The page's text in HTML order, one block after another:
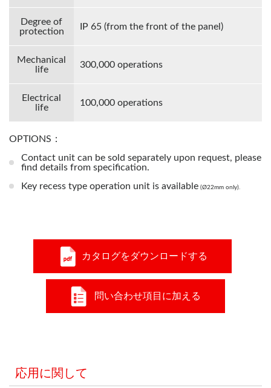
Degree of
protection
IP 65 (from the front of the panel)
Mechanical
life
300,000 operations
Electrical
life
100,000 operations
OPTIONS：
Contact unit can be sold separately upon request, please
find details from specification.
Key recess type operation unit is available (Ø22mm only).
カタログをダウンロードする
問い合わせ項目に加える
応用に関して